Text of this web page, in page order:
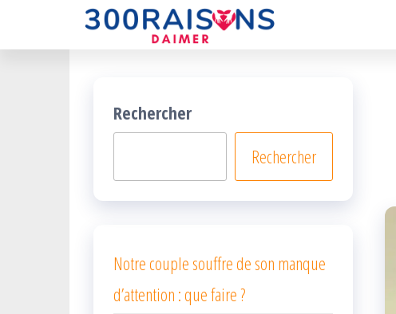
ce
Rechercher
Rechercher
Notre couple souffre de son manque
d’attention : que faire ?